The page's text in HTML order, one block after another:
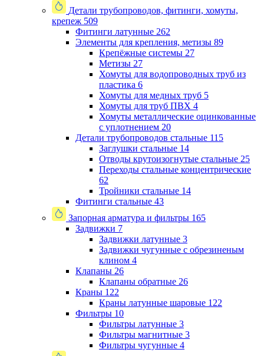
Детали трубопроводов, фитинги, хомуты,
крепеж 509
Фитинги латунные 262
Элементы для крепления, метизы 89
Крепёжные системы 27
Метизы 27
Хомуты для водопроводных труб из
пластика 6
Хомуты для медных труб 5
Хомуты для труб ПВХ 4
Хомуты металлические оцинкованные
с уплотнением 20
Детали трубопроводов стальные 115
Заглушки стальные 14
Отводы крутоизогнутые стальные 25
Переходы стальные концентрические
62
Тройники стальные 14
Фитинги стальные 43
Запорная арматура и фильтры 165
Задвижки 7
Задвижки латунные 3
Задвижки чугунные с обрезиненым
клином 4
Клапаны 26
Клапаны обратные 26
Краны 122
Краны латунные шаровые 122
Фильтры 10
Фильтры латунные 3
Фильтры магнитные 3
Фильтры чугунные 4